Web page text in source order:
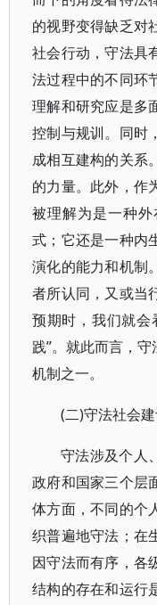
的视野变得缺乏对
社会行动，守法具
法过程中的不同环
理解和研究应是多
控制与规训。同时
成相互建构的关系
的力量。此外，作
被理解为是一种
式；它还是一种内
演化的能力和机制
者所认同，又或当
预期时，我们就会
践”。就此而言，
机制之一。
(二)守法社会
守法涉及个人
政府和国家三个层
体方面，不同的个
织普遍地守法；在
因守法而有序，各
结构的存在和运行